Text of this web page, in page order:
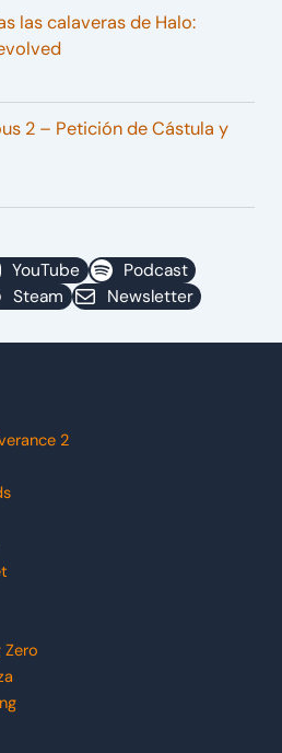
las calaveras de Halo:
2 – Petición de Cástula y
YouTube
Podcast
Steam Newsletter
2
Zero